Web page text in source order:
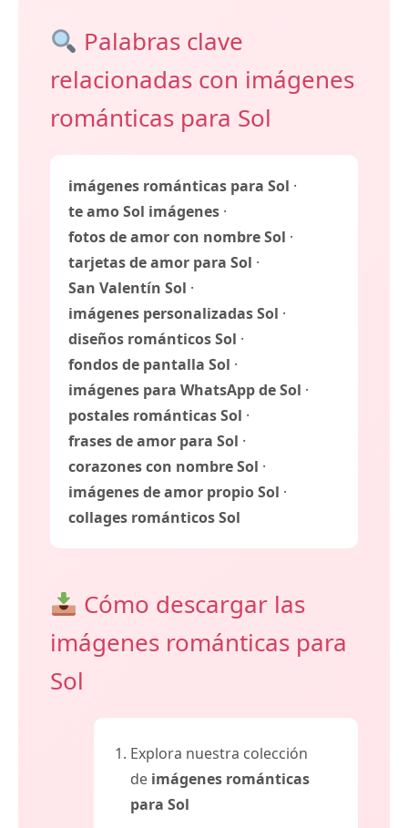
Palabras clave
relacionadas con imágenes
románticas para Sol
imágenes románticas para Sol ·
te amo Sol imágenes ·
fotos de amor con nombre Sol ·
tarjetas de amor para Sol ·
San Valentín Sol ·
imágenes personalizadas Sol ·
diseños románticos Sol ·
fondos de pantalla Sol ·
imágenes para WhatsApp de Sol ·
postales románticas Sol ·
frases de amor para Sol ·
corazones con nombre Sol ·
imágenes de amor propio Sol ·
collages románticos Sol
Cómo descargar las
imágenes románticas para
Sol
Explora nuestra colección
de imágenes románticas
para Sol